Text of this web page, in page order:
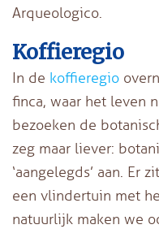
Arqueologico.
Koffieregio
In de koffieregio
finca, waar het leven
bezoeken de
zeg maar liever:
‘aangelegds’ aan. Er
een vlindertuin met
natuurlijk maken we